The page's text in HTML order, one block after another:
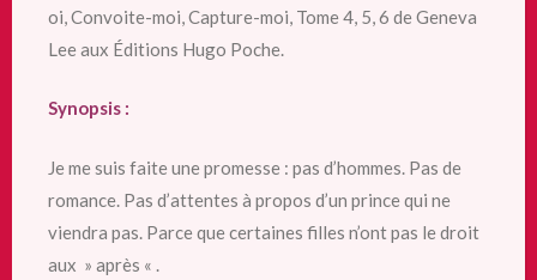
oi, Convoite-moi, Capture-moi, Tome 4, 5, 6 de Geneva
Lee aux Éditions Hugo Poche.
Synopsis :
Je me suis faite une promesse : pas d’hommes. Pas de
romance. Pas d’attentes à propos d’un prince qui ne
viendra pas. Parce que certaines filles n’ont pas le droit
aux » après « .